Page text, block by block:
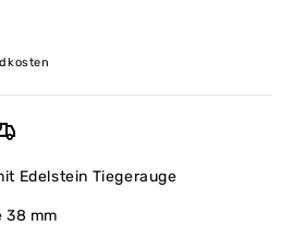
Edelstein Tiegerauge
38 mm